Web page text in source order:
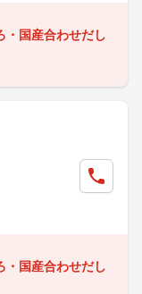
・国産合わせだし
・国産合わせだし